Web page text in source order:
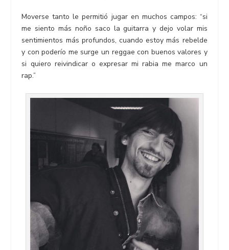
Moverse tanto le permitió jugar en muchos campos: “si
me siento más noño saco la guitarra y dejo volar mis
sentimientos más profundos, cuando estoy más rebelde
y con poderío me surge un reggae con buenos valores y
si quiero reivindicar o expresar mi rabia me marco un
rap.”